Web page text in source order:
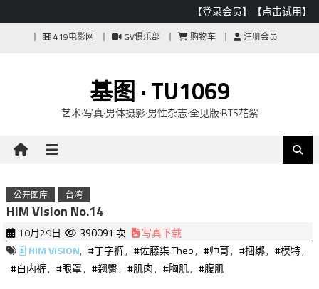
【登录会员】 【点击试用】
419电影网 GV俱乐部 购物车 注册会员
基图 · TU1069
艺术·写真·男体摄影·男性杂志·全见版·BTS花絮
公开图库 台湾
HIM Vision No.14
10月29日 390091 次
写真下载
HIM VISION, #丁字裤, #佐藤柒 Theo, #帅哥, #捆绑, #模特,
#白内裤, #眼罩, #翘臀, #肌肉, #胸肌, #腹肌